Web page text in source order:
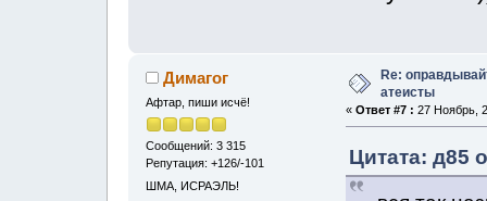
Димагог
Афтар, пиши исчё!
Сообщений: 3 315
Репутация: +126/-101
ШМА, ИСРАЭЛЬ!
Re:
атеисты
« Ответ #7 : 27 Ноябрь,
Цитата: д85